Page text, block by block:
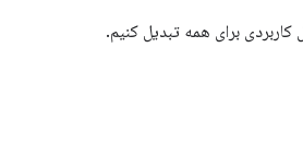
برای همه تبدیل کنیم.